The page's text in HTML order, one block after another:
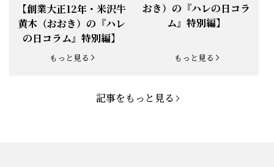
お知らせ 2025.4.28 「BBQ企画」開催中！
お知らせ 2025.4.28 「母の日企画」開催中！
【創業大正12年・米沢牛
黄木（おおき）の『ハレ
の日コラム』特別編】
もっと見る
おき）の『ハレの日コラ
ム』特別編】
もっと見る
記事をもっと見る